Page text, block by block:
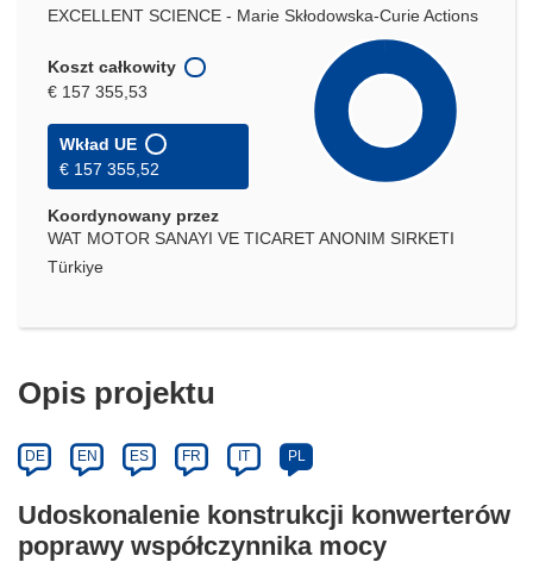
EXCELLENT SCIENCE - Marie Skłodowska-Curie Actions
Koszt całkowity
€ 157 355,53
Wkład UE
€ 157 355,52
Koordynowany przez
WAT MOTOR SANAYI VE TICARET ANONIM SIRKETI
Türkiye
Opis projektu
DE EN ES FR IT PL
Udoskonalenie konstrukcji konwerterów
poprawy współczynnika mocy